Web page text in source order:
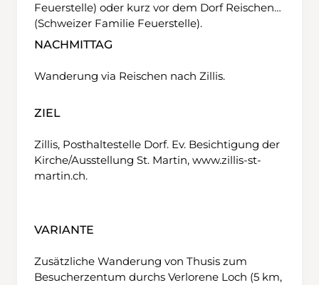
Feuerstelle) oder kurz vor dem Dorf Reischen
(Schweizer Familie Feuerstelle).
NACHMITTAG
Wanderung via Reischen nach Zillis.
ZIEL
Zillis, Posthaltestelle Dorf. Ev. Besichtigung der
Kirche/Ausstellung St. Martin, www.zillis-st-
martin.ch.
VARIANTE
Zusätzliche Wanderung von Thusis zum
Besucherzentum durchs Verlorene Loch (5 km,